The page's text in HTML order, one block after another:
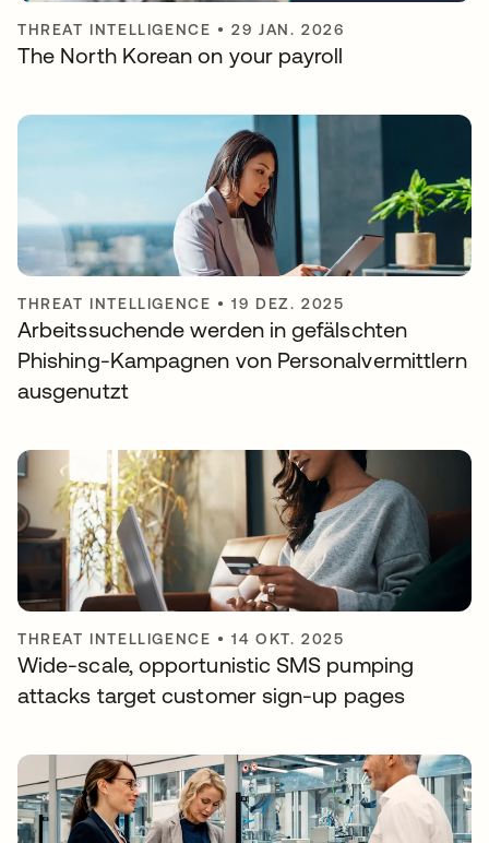
THREAT INTELLIGENCE •29 JAN. 2026
The North Korean on your payroll
THREAT INTELLIGENCE •19 DEZ. 2025
Arbeitssuchende werden in gefälschten
Phishing-Kampagnen von Personalvermittlern
ausgenutzt
THREAT INTELLIGENCE •14 OKT. 2025
Wide-scale, opportunistic SMS pumping
attacks target customer sign-up pages